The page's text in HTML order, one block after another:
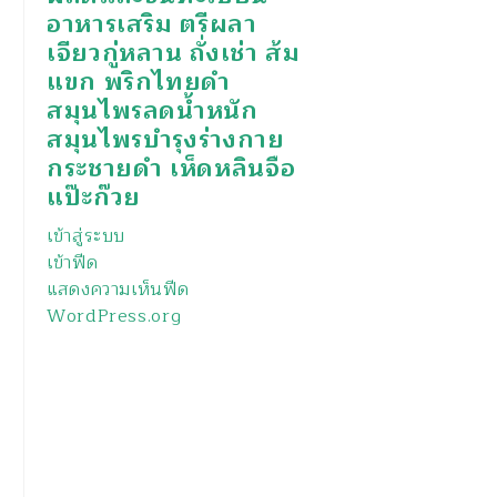
อาหารเสริม ตรีผลา
เจียวกู่หลาน ถั่งเช่า ส้ม
แขก พริกไทยดำ
สมุนไพรลดน้ำหนัก
สมุนไพรบำรุงร่างกาย
กระชายดำ เห็ดหลินจือ
แป๊ะก๊วย
เข้าสู่ระบบ
เข้าฟีด
แสดงความเห็นฟีด
WordPress.org